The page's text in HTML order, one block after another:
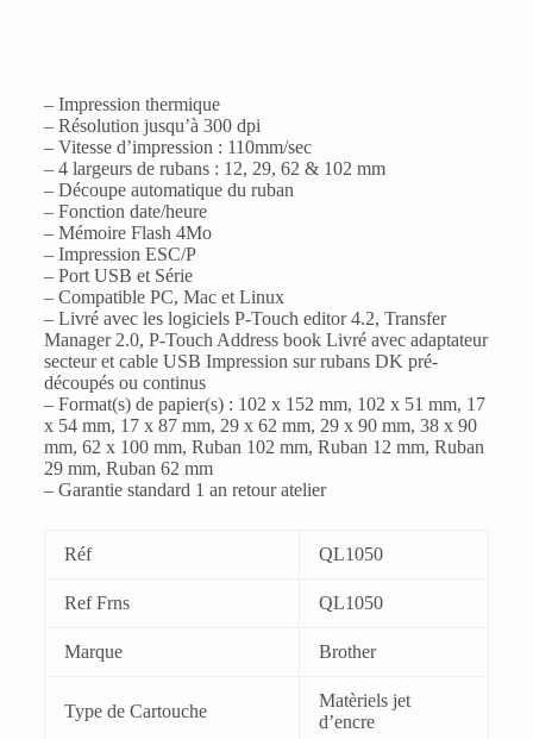
– Impression thermique
– Résolution jusqu’à 300 dpi
– Vitesse d’impression : 110mm/sec
– 4 largeurs de rubans : 12, 29, 62 & 102 mm
– Découpe automatique du ruban
– Fonction date/heure
– Mémoire Flash 4Mo
– Impression ESC/P
– Port USB et Série
– Compatible PC, Mac et Linux
– Livré avec les logiciels P-Touch editor 4.2, Transfer
Manager 2.0, P-Touch Address book Livré avec adaptateur
secteur et cable USB Impression sur rubans DK pré-
découpés ou continus
– Format(s) de papier(s) : 102 x 152 mm, 102 x 51 mm, 17
x 54 mm, 17 x 87 mm, 29 x 62 mm, 29 x 90 mm, 38 x 90
mm, 62 x 100 mm, Ruban 102 mm, Ruban 12 mm, Ruban
29 mm, Ruban 62 mm
– Garantie standard 1 an retour atelier
Réf QL1050
Ref Frns QL1050
Marque Brother
Type de Cartouche
Matèriels jet
d’encre